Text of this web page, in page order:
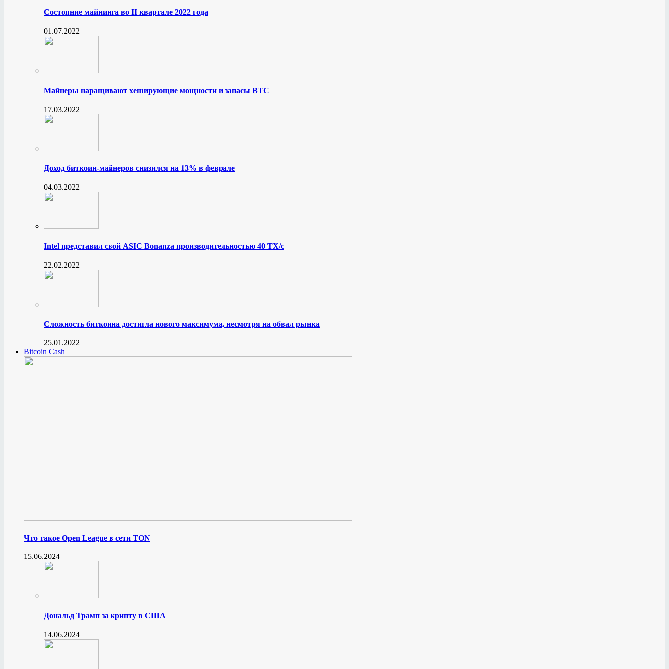
Состояние майнинга во II квартале 2022 года
01.07.2022
Майнеры наращивают хеширующие мощности и запасы BTC
17.03.2022
Доход биткоин-майнеров снизился на 13% в феврале
04.03.2022
Intel представил свой ASIC Bonanza производительностью 40 ТХ/с
22.02.2022
Сложность биткоина достигла нового максимума, несмотря на обвал рынка
25.01.2022
Bitcoin Cash
Что такое Open League в сети TON
15.06.2024
Дональд Трамп за крипту в США
14.06.2024